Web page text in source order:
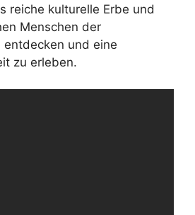
reiche kulturelle Erbe und
Menschen der
entdecken und eine
zu erleben.